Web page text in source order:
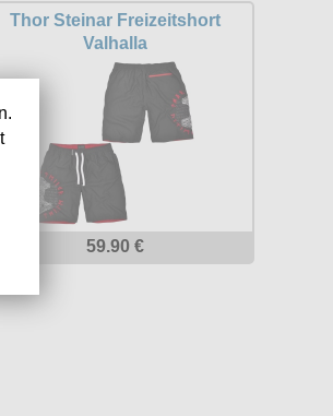
Thor Steinar Freizeitshort
Valhalla
59.90 €